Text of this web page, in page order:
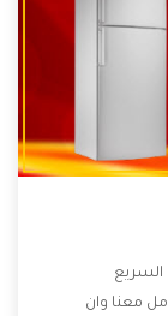
معنا وان